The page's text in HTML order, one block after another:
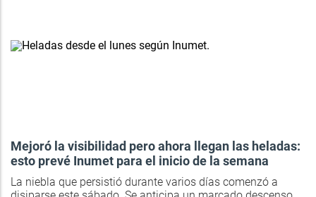
Mejoró la visibilidad pero ahora llegan las heladas:
esto prevé Inumet para el inicio de la semana
La niebla que persistió durante varios días comenzó a